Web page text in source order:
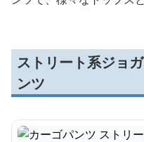
ストリート系ジョ
ンツ